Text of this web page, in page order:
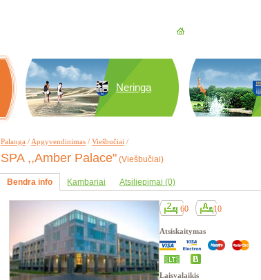
Neringa
Palanga / Apgyvendinimas / Viešbučiai /
SPA ,,Amber Palace" (Viešbučiai)
Bendra info Kambariai Atsiliepimai (0)
60 10
Atsiskaitymas
Laisvalaikis